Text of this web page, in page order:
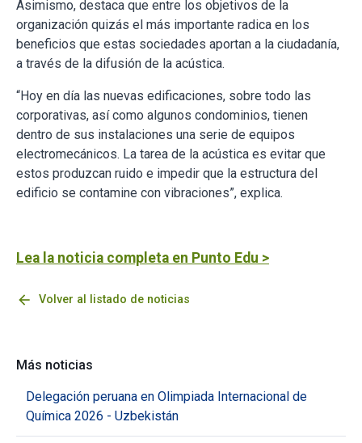
Asimismo, destaca que entre los objetivos de la
organización quizás el más importante radica en los
beneficios que estas sociedades aportan a la ciudadanía,
a través de la difusión de la acústica.
“Hoy en día las nuevas edificaciones, sobre todo las
corporativas, así como algunos condominios, tienen
dentro de sus instalaciones una serie de equipos
electromecánicos. La tarea de la acústica es evitar que
estos produzcan ruido e impedir que la estructura del
edificio se contamine con vibraciones”, explica.
Lea la noticia completa en Punto Edu >
arrow_back Volver al listado de noticias
Más noticias
Delegación peruana en Olimpiada Internacional de
Química 2026 - Uzbekistán